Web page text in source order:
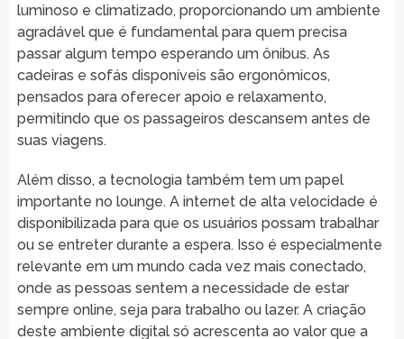
luminoso e climatizado, proporcionando um ambiente
agradável que é fundamental para quem precisa
passar algum tempo esperando um ônibus. As
cadeiras e sofás disponíveis são ergonômicos,
pensados para oferecer apoio e relaxamento,
permitindo que os passageiros descansem antes de
suas viagens.
Além disso, a tecnologia também tem um papel
importante no lounge. A internet de alta velocidade é
disponibilizada para que os usuários possam trabalhar
ou se entreter durante a espera. Isso é especialmente
relevante em um mundo cada vez mais conectado,
onde as pessoas sentem a necessidade de estar
sempre online, seja para trabalho ou lazer. A criação
deste ambiente digital só acrescenta ao valor que a